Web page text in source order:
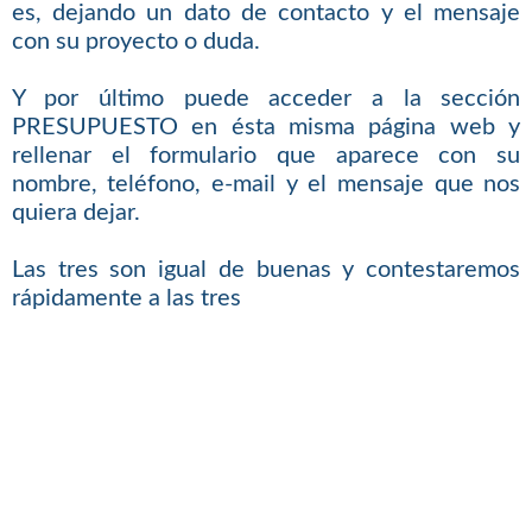
es, dejando un dato de contacto y el mensaje
con su proyecto o duda.
Y por último puede acceder a la sección
PRESUPUESTO en ésta misma página web y
rellenar el formulario que aparece con su
nombre, teléfono, e-mail y el mensaje que nos
quiera dejar.
Las tres son igual de buenas y contestaremos
rápidamente a las tres